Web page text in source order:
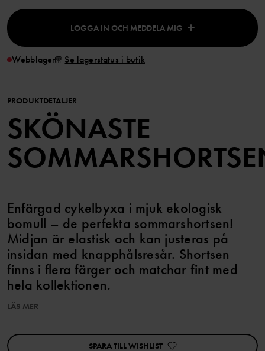
LOGGA IN OCH MEDDELA MIG
Webblager Se lagerstatus i butik
PRODUKTDETALJER
SKÖNASTE
Enfärgad cykelbyxa i mjuk ekologisk
bomull – de perfekta sommarshortsen!
Midjan är elastisk och kan justeras på
insidan med knapphålsresår. Shortsen
finns i flera färger och matchar fint med
hela kollektionen.
LÄS MER
SPARA TILL WISHLIST